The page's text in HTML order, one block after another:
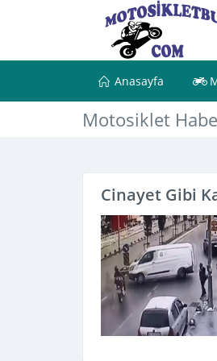
Anasayfa
Motosiklet
Cinayet Gibi